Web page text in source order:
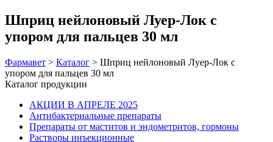
Шприц нейлоновый Луер-Лок с
упором для пальцев 30 мл
Фармавет > Каталог > Шприц нейлоновый Луер-Лок с
упором для пальцев 30 мл
Каталог продукции
АКЦИИ В АПРЕЛЕ 2025
Антибактериальные препараты
Препараты от маститов и эндометритов, гормоны
Растворы инъекционные